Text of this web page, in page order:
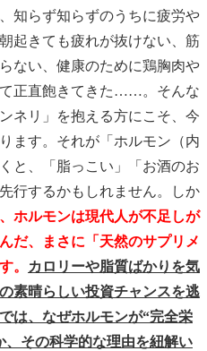
知らず知らずのうちに疲労や
起きても疲れが抜けない、筋
ない、健康のために鶏胸肉や
正直飽きてきた……。そんな
ネリ」を抱える方にこそ、今
ます。それが「ホルモン（内
と、「脂っこい」「お酒のお
行するかもしれません。しか
ホルモンは現代人が不足しが
だ、まさに「天然のサプリメ
。
カロリーや脂質ばかりを気
素晴らしい投資チャンスを逃
は、なぜホルモンが“完全栄
その科学的な理由を紐解い